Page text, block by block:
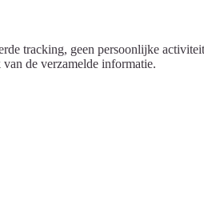
tracking, geen persoonlijke
de verzamelde informatie.